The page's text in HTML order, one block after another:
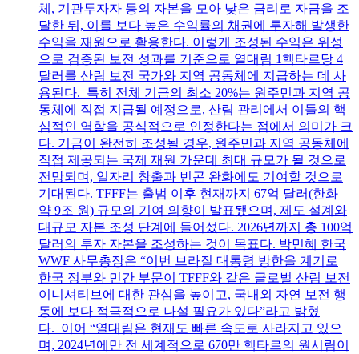
체, 기관투자자 등의 자본을 모아 낮은 금리로 자금을 조
달한 뒤, 이를 보다 높은 수익률의 채권에 투자해 발생한
수익을 재원으로 활용한다. 이렇게 조성된 수익은 위성
으로 검증된 보전 성과를 기준으로 열대림 1헥타르당 4
달러를 산림 보전 국가와 지역 공동체에 지급하는 데 사
용된다. 특히 전체 기금의 최소 20%는 원주민과 지역 공
동체에 직접 지급될 예정으로, 산림 관리에서 이들의 핵
심적인 역할을 공식적으로 인정한다는 점에서 의미가 크
다. 기금이 완전히 조성될 경우, 원주민과 지역 공동체에
직접 제공되는 국제 재원 가운데 최대 규모가 될 것으로
전망되며, 일자리 창출과 빈곤 완화에도 기여할 것으로
기대된다. TFFF는 출범 이후 현재까지 67억 달러(한화
약 9조 원) 규모의 기여 의향이 발표됐으며, 제도 설계와
대규모 자본 조성 단계에 들어섰다. 2026년까지 총 100억
달러의 투자 자본을 조성하는 것이 목표다. 박민혜 한국
WWF 사무총장은 “이번 브라질 대통령 방한을 계기로
한국 정부와 민간 부문이 TFFF와 같은 글로벌 산림 보전
이니셔티브에 대한 관심을 높이고, 국내외 자연 보전 행
동에 보다 적극적으로 나설 필요가 있다”라고 밝혔
다. 이어 “열대림은 현재도 빠른 속도로 사라지고 있으
며, 2024년에만 전 세계적으로 670만 헥타르의 원시림이